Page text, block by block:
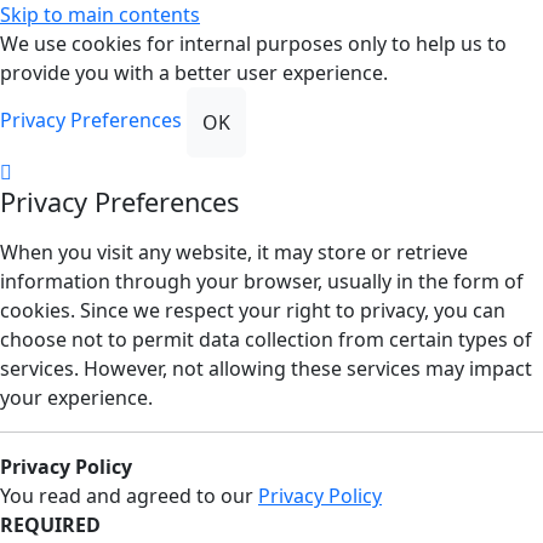
Skip to main contents
We use cookies for internal purposes only to help us to
provide you with a better user experience.
Privacy Preferences
OK
Privacy Preferences
When you visit any website, it may store or retrieve
information through your browser, usually in the form of
cookies. Since we respect your right to privacy, you can
choose not to permit data collection from certain types of
services. However, not allowing these services may impact
your experience.
Privacy Policy
You read and agreed to our Privacy Policy
REQUIRED